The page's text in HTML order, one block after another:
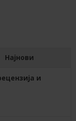
Најнови
и